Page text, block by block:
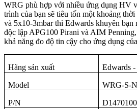
WRG phù hợp với nhiều ứng dụng HV
trình của bạn sẽ tiêu tốn một khoảng
và 5x10-3mbar thì Edwards khuyên bạn
độc lập APG100 Pirani và AIM
khả năng đo độ tin cậy cho ứng dụng
Hãng sản xuất Edwards
Model WRG-S-
P/N